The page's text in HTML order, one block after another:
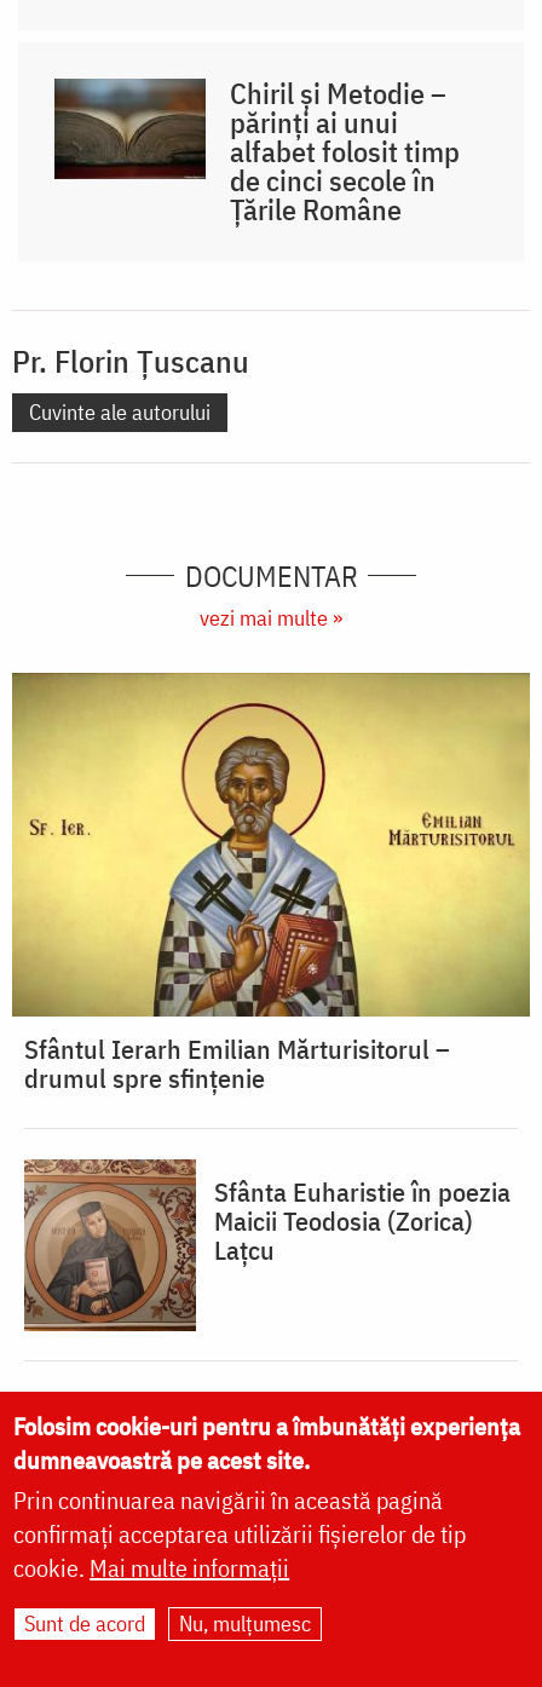
Chiril și Metodie –
părinți ai unui
alfabet folosit timp
de cinci secole în
Țările Române
Pr. Florin Ţuscanu
Cuvinte ale autorului
DOCUMENTAR
vezi mai multe »
Sfântul Ierarh Emilian Mărturisitorul –
drumul spre sfințenie
Sfânta Euharistie în poezia
Maicii Teodosia (Zorica)
Lațcu
10 lucruri mai puțin
cunoscute despre Sfânta
Teodora de la Sihla
Folosim cookie-uri pentru a îmbunătăți experiența
dumneavoastră pe acest site.
Prin continuarea navigării în această pagină
confirmați acceptarea utilizării fișierelor de tip
cookie. Mai multe informații
Sunt de acord Nu, mulțumesc